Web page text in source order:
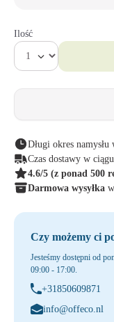
Ilość
Długi okres namysłu
Czas dostawy w ciągu
4.6/5 (z ponad 500
Darmowa wysyłka
Czy możemy ci
Jesteśmy dostępni od
09:00 - 17:00.
+31850609871
info@offeco.nl